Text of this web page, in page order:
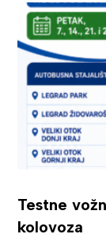
Testne
kolovoza